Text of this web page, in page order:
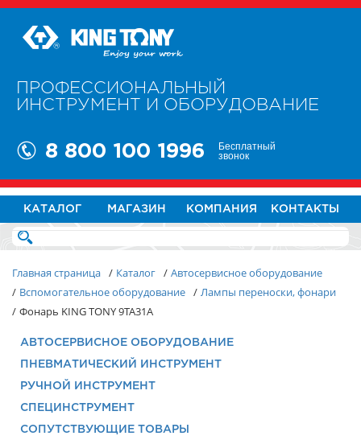
ПРОФЕССИОНАЛЬНЫЙ
ИНСТРУМЕНТ И ОБОРУДОВАНИЕ
8 800 100 1996 Бесплатный
звонок
КАТАЛОГ МАГАЗИН КОМПАНИЯ КОНТАКТЫ
Главная страница / Каталог / Автосервисное оборудование
/ Вспомогательное оборудование / Лампы переноски, фонари
/ Фонарь KING TONY 9TA31A
АВТОСЕРВИСНОЕ ОБОРУДОВАНИЕ
ПНЕВМАТИЧЕСКИЙ ИНСТРУМЕНТ
РУЧНОЙ ИНСТРУМЕНТ
СПЕЦИНСТРУМЕНТ
СОПУТСТВУЮЩИЕ ТОВАРЫ